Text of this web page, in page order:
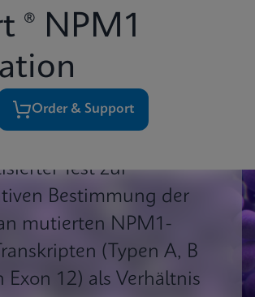
® NPM1
Order & Support
Test zur
Bestimmung der
mutierten NPM1-
(Typen A, B
Exon 12) als Verhältnis